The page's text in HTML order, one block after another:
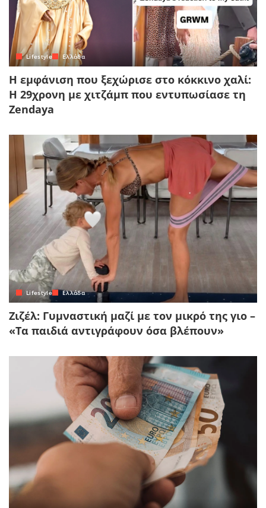
Lifestyle Ελλάδα
Η εμφάνιση που ξεχώρισε στο κόκκινο χαλί:
Η 29χρονη με χιτζάμπ που εντυπωσίασε τη
Zendaya
Lifestyle Ελλάδα
Ζιζέλ: Γυμναστική μαζί με τον μικρό της γιο –
«Τα παιδιά αντιγράφουν όσα βλέπουν»